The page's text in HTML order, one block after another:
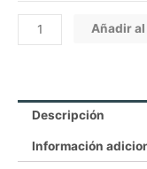
Manejo
Peso
Añadir
Descripción
Información